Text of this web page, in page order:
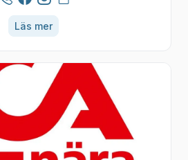
Läs mer